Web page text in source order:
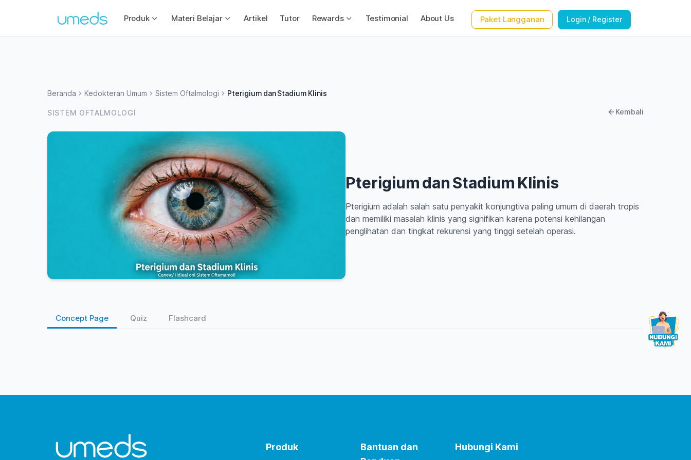
Produk Materi Belajar Artikel Tutor Rewards Testimonial About Us Paket Langganan Login / Register
Beranda Kedokteran Umum Sistem Oftalmologi Pterigium dan Stadium Klinis
SISTEM OFTALMOLOGI Kembali
Pterigium dan Stadium Klinis
Pterigium adalah salah satu penyakit konjungtiva paling umum di daerah tropis
dan memiliki masalah klinis yang signifikan karena potensi kehilangan
penglihatan dan tingkat rekurensi yang tinggi setelah operasi.
Concept Page Quiz Flashcard
Produk
Bantuan dan
Hubungi Kami